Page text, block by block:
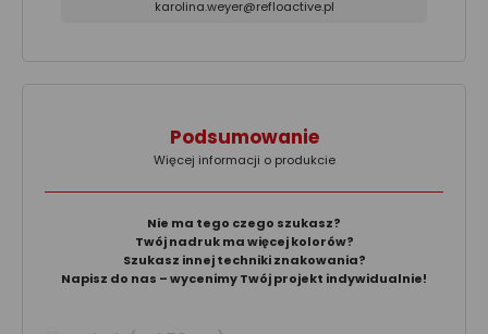
karolina.weyer@refloactive.pl
Podsumowanie
Więcej informacji o produkcie
Nie ma tego czego szukasz?
Twój nadruk ma więcej kolorów?
Szukasz innej techniki znakowania?
Napisz do nas – wycenimy Twój projekt indywidualnie!